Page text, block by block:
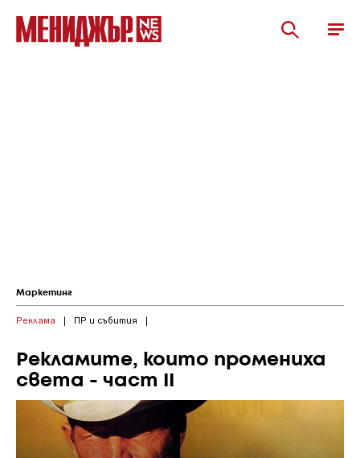
Маркетинг
Реклама | ПР и събития |
Рекламите, които промениха
света - част II